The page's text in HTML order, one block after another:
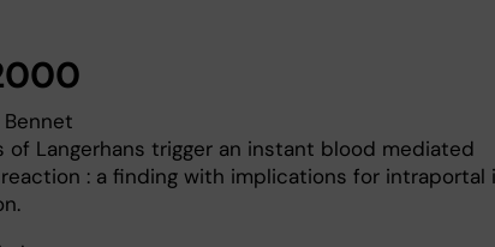
of Langerhans trigger an instant blood mediated
: a finding with implications for intraportal